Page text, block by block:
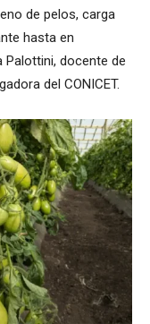
de pelos, carga
hasta en
Palottini, docente de
del CONICET.